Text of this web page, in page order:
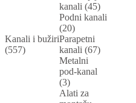
Kanali i bužiri
(557)
kanali (45)
Podni kanali
(20)
Parapetni
kanali (67)
Metalni
pod-kanal
(3)
Alati za